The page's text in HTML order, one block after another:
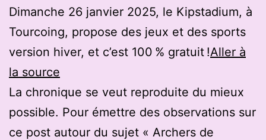
Dimanche 26 janvier 2025, le Kipstadium, à
Tourcoing, propose des jeux et des sports
version hiver, et c’est 100 % gratuit !Aller à
la source
La chronique se veut reproduite du mieux
possible. Pour émettre des observations sur
ce post autour du sujet « Archers de